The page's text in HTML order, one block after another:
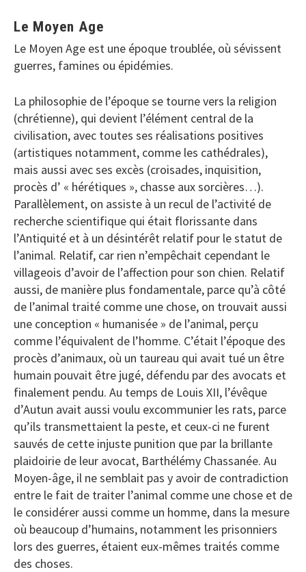
Le Moyen Age
Le Moyen Age est une époque troublée, où sévissent
guerres, famines ou épidémies.
La philosophie de l’époque se tourne vers la religion
(chrétienne), qui devient l’élément central de la
civilisation, avec toutes ses réalisations positives
(artistiques notamment, comme les cathédrales),
mais aussi avec ses excès (croisades, inquisition,
procès d’ « hérétiques », chasse aux sorcières…).
Parallèlement, on assiste à un recul de l’activité de
recherche scientifique qui était florissante dans
l’Antiquité et à un désintérêt relatif pour le statut de
l’animal. Relatif, car rien n’empêchait cependant le
villageois d’avoir de l’affection pour son chien. Relatif
aussi, de manière plus fondamentale, parce qu’à côté
de l’animal traité comme une chose, on trouvait aussi
une conception « humanisée » de l’animal, perçu
comme l’équivalent de l’homme. C’était l’époque des
procès d’animaux, où un taureau qui avait tué un être
humain pouvait être jugé, défendu par des avocats et
finalement pendu. Au temps de Louis XII, l’évêque
d’Autun avait aussi voulu excommunier les rats, parce
qu’ils transmettaient la peste, et ceux-ci ne furent
sauvés de cette injuste punition que par la brillante
plaidoirie de leur avocat, Barthélémy Chassanée. Au
Moyen-âge, il ne semblait pas y avoir de contradiction
entre le fait de traiter l’animal comme une chose et de
le considérer aussi comme un homme, dans la mesure
où beaucoup d’humains, notamment les prisonniers
lors des guerres, étaient eux-mêmes traités comme
des choses.